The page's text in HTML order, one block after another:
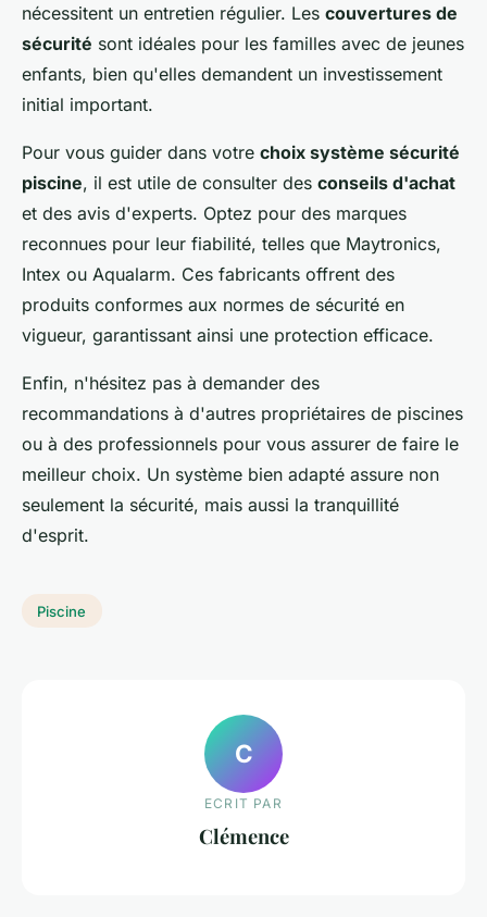
nécessitent un entretien régulier. Les couvertures de
sécurité sont idéales pour les familles avec de jeunes
enfants, bien qu'elles demandent un investissement
initial important.
Pour vous guider dans votre choix système sécurité
piscine, il est utile de consulter des conseils d'achat
et des avis d'experts. Optez pour des marques
reconnues pour leur fiabilité, telles que Maytronics,
Intex ou Aqualarm. Ces fabricants offrent des
produits conformes aux normes de sécurité en
vigueur, garantissant ainsi une protection efficace.
Enfin, n'hésitez pas à demander des
recommandations à d'autres propriétaires de piscines
ou à des professionnels pour vous assurer de faire le
meilleur choix. Un système bien adapté assure non
seulement la sécurité, mais aussi la tranquillité
d'esprit.
Piscine
C
ECRIT PAR
Clémence